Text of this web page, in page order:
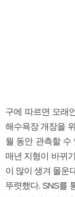
구에 따르면 모래
해수욕장 개장을
월 동안 관측할 수
매년 지형이 바뀌
이 많이 생겨 몰운
뚜렷했다. SNS를